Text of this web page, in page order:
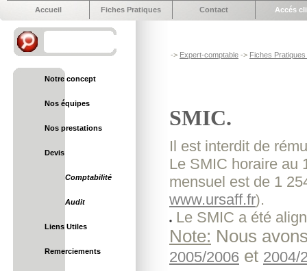
Accueil Fiches Pratiques Contact Accés
Notre concept
Nos équipes
Nos prestations
Devis
Comptabilité
Audit
Liens Utiles
Remerciements
-> Expert-comptable -> Fiches
SMIC.
Il est interdit de
Le SMIC horaire au
mensuel est de 1
www.ursaff.fr).
Le SMIC a été
Note: Nous
2005/2006 et 2004/